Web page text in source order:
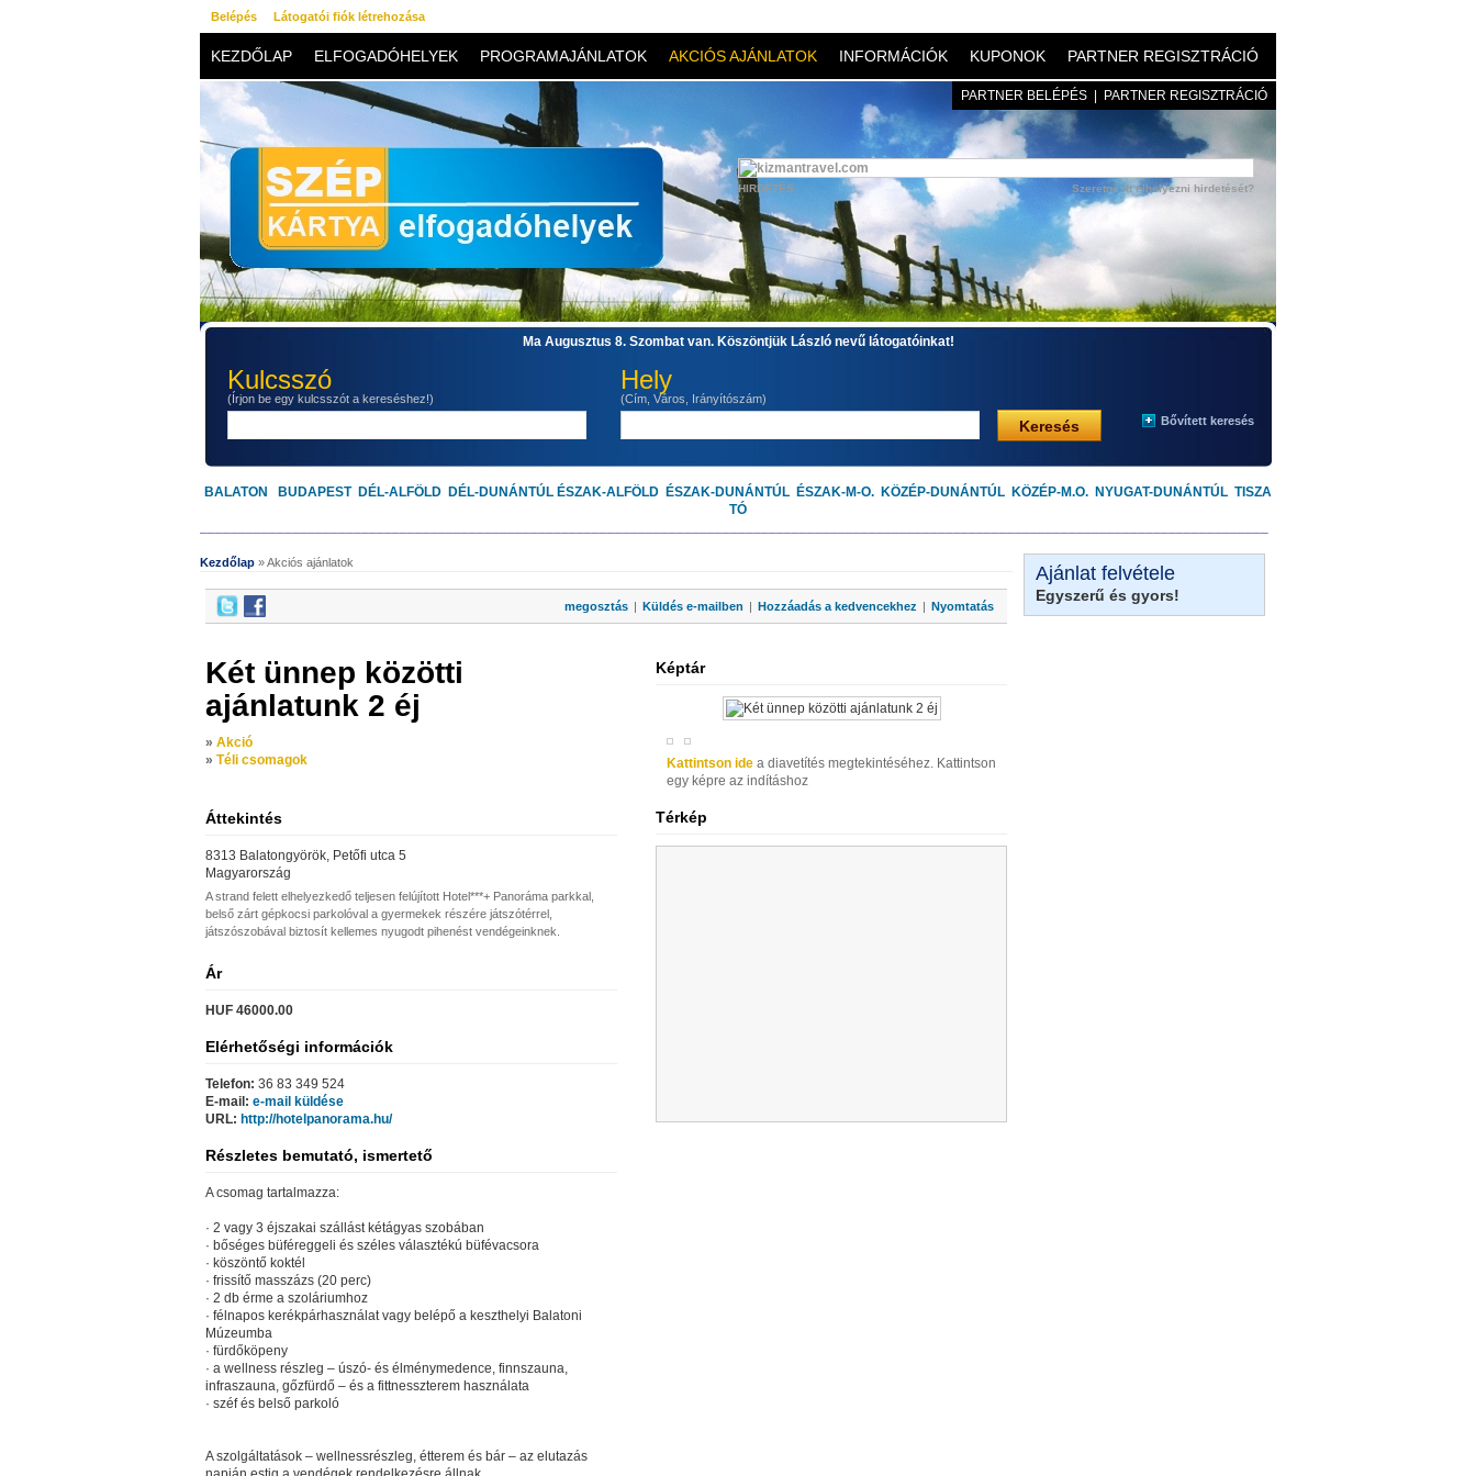
Belépés Látogatói fiók létrehozása
HIRDETÉS Szeretné itt elhelyezni hirdetését?
KEZDŐLAP ELFOGADÓHELYEK PROGRAMAJÁNLATOK AKCIÓS AJÁNLATOK INFORMÁCIÓK KUPONOK PARTNER REGISZTRÁCIÓ
KAPCSOLAT
Ma Augusztus 8. Szombat van. Köszöntjük László nevű látogatóinkat!
Kulcsszó
(Írjon be egy kulcsszót a kereséshez!)
Hely
(Cím, Város, Irányítószám)
Keresés +
Bővített keresés
BALATON BUDAPEST DÉL-ALFÖLD DÉL-DUNÁNTÚL ÉSZAK-ALFÖLD ÉSZAK-DUNÁNTÚL ÉSZAK-M-O. KÖZÉP-DUNÁNTÚL KÖZÉP-M.O. NYUGAT-DUNÁNTÚL TISZA
TÓ
PARTNER BELÉPÉS PARTNER REGISZTRÁCIÓ
Kezdőlap » Akciós ajánlatok
megosztás | Küldés e-mailben | Hozzáadás a kedvencekhez | Nyomtatás
Két ünnep közötti
ajánlatunk 2 éj
» Akció
» Téli csomagok
Áttekintés
8313 Balatongyörök, Petőfi utca 5
Magyarország
A strand felett elhelyezkedő teljesen felújított Hotel***+ Panoráma parkkal,
belső zárt gépkocsi parkolóval a gyermekek részére játszótérrel,
játszószobával biztosít kellemes nyugodt pihenést vendégeinknek.
Ár
HUF 46000.00
Elérhetőségi információk
Telefon: 36 83 349 524
E-mail: e-mail küldése
URL: http://hotelpanorama.hu/
Részletes bemutató, ismertető
A csomag tartalmazza:
· 2 vagy 3 éjszakai szállást kétágyas szobában
· bőséges büféreggeli és széles választékú büfévacsora
· köszöntő koktél
· frissítő masszázs (20 perc)
· 2 db érme a szoláriumhoz
· félnapos kerékpárhasználat vagy belépő a keszthelyi Balatoni
Múzeumba
· fürdőköpeny
· a wellness részleg – úszó- és élménymedence, finnszauna,
infraszauna, gőzfürdő – és a fittnesszterem használata
· széf és belső parkoló
A szolgáltatások – wellnessrészleg, étterem és bár – az elutazás
Képtár
Kattintson ide a diavetítés megtekintéséhez. Kattintson
egy képre az indításhoz
Térkép
Ajánlat felvétele
Egyszerű és gyors!